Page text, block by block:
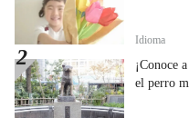
Idioma
¡Conoce
el perro